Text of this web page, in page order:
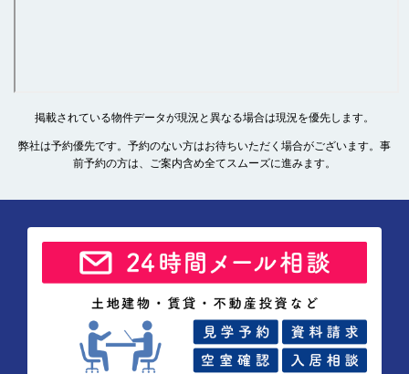
掲載されている物件データが現況と異なる場合は現況を優先します。
弊社は予約優先です。予約のない方はお待ちいただく場合がございます。事
前予約の方は、ご案内含め全てスムーズに進みます。